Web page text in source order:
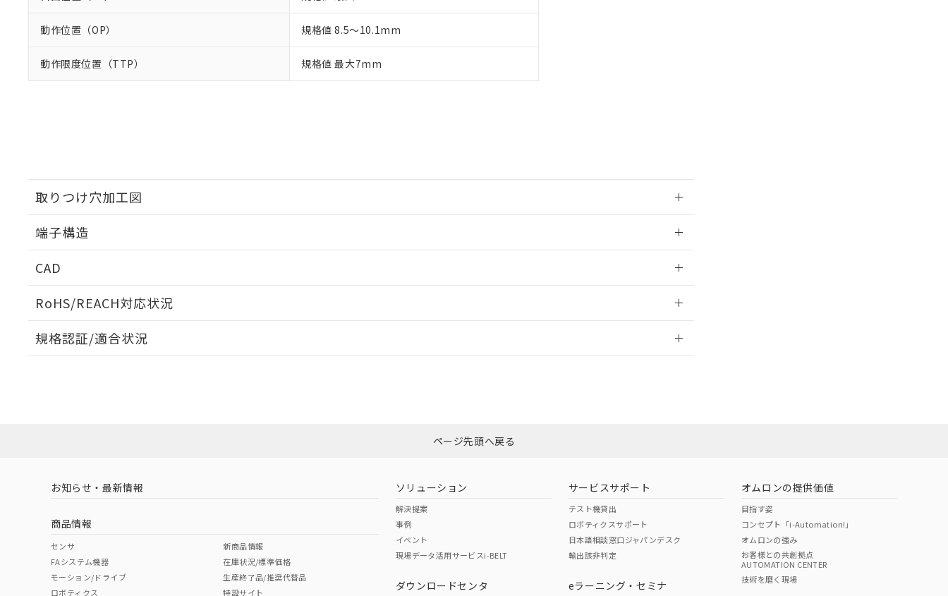
動作位置（OP） 規格値 8.5～10.1mm
動作限度位置（TTP） 規格値 最大7mm
取りつけ穴加工図
端子構造
CAD
RoHS/REACH対応状況
EU RoHS 注意事項・凡例
ダウンロードはこちら
中国 RoHS 注意事項・凡例
中国 RoHS表
Pb Hg Cr(VI)
規格認証/適合状況
ページ先頭へ戻る
お知らせ・最新情報
商品情報
センサ
FAシステム機器
モーション/ドライブ
ロボティクス
新商品情報
在庫状況/標準価格
生産終了品/推奨代替品
特設サイト
ソリューション
解決提案
事例
イベント
現場データ活用サービスi-BELT
ダウンロードセンタ
サービスサポート
テスト機貸出
ロボティクスサポート
日本語相談窓口ジャパンデスク
輸出該非判定
eラーニング・セミナ
オムロンの提供価値
目指す姿
コンセプト「i-Automation!」
オムロンの強み
お客様との共創拠点
AUTOMATION CENTER
技術を磨く現場